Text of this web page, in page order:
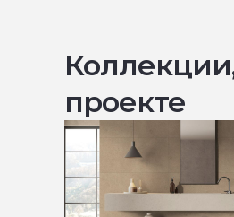
проекте